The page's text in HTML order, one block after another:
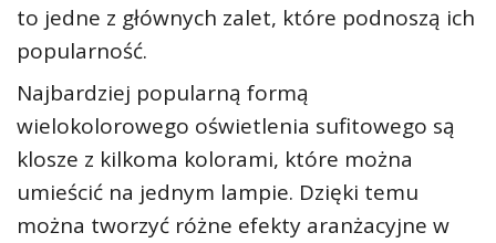
to jedne z głównych zalet, które podnoszą ich
popularność.
Najbardziej popularną formą
wielokolorowego oświetlenia sufitowego są
klosze z kilkoma kolorami, które można
umieścić na jednym lampie. Dzięki temu
można tworzyć różne efekty aranżacyjne w